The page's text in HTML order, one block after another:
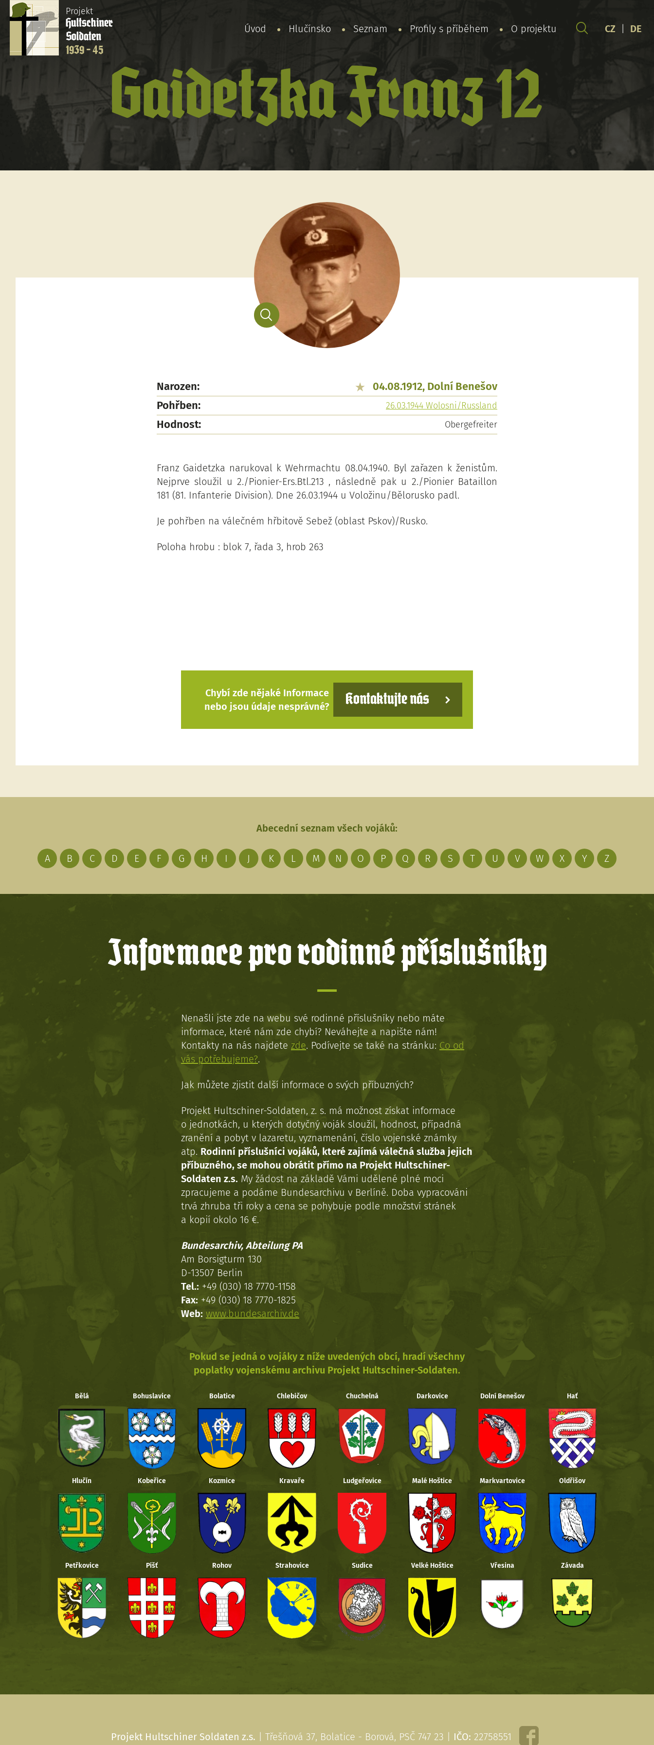
Projekt
Hultschiner
Soldaten
1939 - 45
Úvod Hlučínsko Seznam Profily s příběhem O projektu CZ DE
Gaidetzka Franz 12
Narozen:
04.08.1912, Dolní Benešov
Pohřben:
26.03.1944 Wolosni/Russland
Hodnost: Obergefreiter
Franz Gaidetzka narukoval k Wehrmachtu 08.04.1940. Byl zařazen k ženistům.
Nejprve sloužil u 2./Pionier-Ers.Btl.213 , následně pak u 2./Pionier Bataillon
181 (81. Infanterie Division). Dne 26.03.1944 u Voložinu/Bělorusko padl.
Je pohřben na válečném hřbitově Sebež (oblast Pskov)/Rusko.
Poloha hrobu : blok 7, řada 3, hrob 263
Chybí zde nějaké Informace
nebo jsou údaje nesprávné?
Kontaktujte nás
Abecední seznam všech vojáků:
A B C D E F G H I J K L M N O P Q R S T U V W X Y Z
Informace pro rodinné příslušníky
Nenašli jste zde na webu své rodinné příslušníky nebo máte
informace, které nám zde chybí? Neváhejte a napište nám!
Kontakty na nás najdete zde. Podívejte se také na stránku: Co od
vás potřebujeme?.
Jak můžete zjistit další informace o svých příbuzných?
Projekt Hultschiner-Soldaten, z. s. má možnost získat informace
o jednotkách, u kterých dotyčný voják sloužil, hodnost, případná
zranění a pobyt v lazaretu, vyznamenání, číslo vojenské známky
atp. Rodinní příslušníci vojáků, které zajímá válečná služba jejich
příbuzného, se mohou obrátit přímo na Projekt Hultschiner-
Soldaten z.s. My žádost na základě Vámi udělené plné moci
zpracujeme a podáme Bundesarchivu v Berlíně. Doba vypracováni
trvá zhruba tři roky a cena se pohybuje podle množství stránek
a kopií okolo 16 €.
Bundesarchiv, Abteilung PA
Am Borsigturm 130
D-13507 Berlin
Tel.: +49 (030) 18 7770-1158
Fax: +49 (030) 18 7770-1825
Web: www.bundesarchiv.de
Pokud se jedná o vojáky z níže uvedených obcí, hradí všechny
poplatky vojenskému archivu Projekt Hultschiner-Soldaten.
Bělá Bohuslavice Bolatice Chlebičov Chuchelná Darkovice Dolní Benešov Hať
Hlučín Kobeřice Kozmice Kravaře Ludgeřovice Malé Hoštice Markvartovice Oldřišov
Petřkovice Píšť Rohov Strahovice Sudice Velké Hoštice Vřesina Závada
Projekt Hultschiner Soldaten z.s. | Třešňová 37, Bolatice - Borová, PSČ 747 23 | IČO: 22758551